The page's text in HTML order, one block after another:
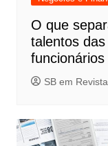
O que
talentos
funcionários
SB em Revista